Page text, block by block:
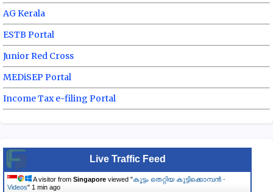
AG Kerala
ESTB Portal
Junior Red Cross
MEDiSEP Portal
Income Tax e-filing Portal
Live Traffic Feed
A visitor from Singapore viewed "കൂട്ടം തെറ്റിയ കുട്ടിക്കൊമ്പൻ -
Videos" 1 min ago